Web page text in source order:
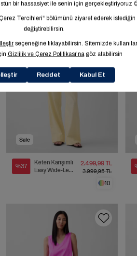
Sale
%37
Keten Karışımlı
Easy Wide-Leg
3.999,95 TL
2.499,99 TL
10